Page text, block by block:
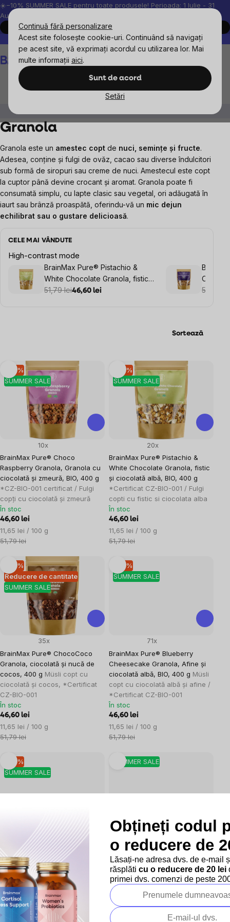
Continuă fără personalizare
Acest site folosește cookie-uri. Continuând să navigați
pe acest site, vă exprimați acordul cu utilizarea lor. Mai
multe informații aici.
Sunt de acord
Setări
Treci
la
conținut
☀️−10% SUMMER SALE pentru toate produsele! Perioada: 1 Iulie - 31
August, 2026.
Cumpără acum
Peste 200.000 de recenzii verificate
Produsele noastre sunt
Coş
de
Granola
Granola este un amestec copt de nuci, semințe și fructe.
Adesea, conține și fulgi de ovăz, cacao sau diverse îndulcitori
sub formă de siropuri sau creme de nuci. Amestecul este copt
la cuptor până devine crocant și aromat. Granola poate fi
consumată simplu, cu lapte clasic sau vegetal, ori adăugată în
iaurt sau brânză proaspătă, oferindu-vă un mic dejun
echilibrat sau o gustare delicioasă.
CELE MAI VÂNDUTE
High-contrast mode
BrainMax Pure® Pistachio &
White Chocolate Granola, fistic și
ciocolată albă, BIO, 400 g
51,79 lei46,60 lei 51,79 lei
Sortează
Listă
produse
SUMMER SALE
–10 %
BrainMax Pure® Choco
Raspberry Granola, Granola cu
ciocolată și zmeură, BIO, 400 g
*CZ-BIO-001 certificat / Fulgi
copți cu ciocolată și zmeură
10x
În stoc
46,60 lei
Evaluare
preţ:
11,65 lei / 100 g
51,79 lei
SUMMER SALE
–10 %
BrainMax Pure® Pistachio &
White Chocolate Granola, fistic
și ciocolată albă, BIO, 400 g
*Certificat CZ-BIO-001 / Fulgi
copti cu fistic si ciocolata alba
20x
În stoc
46,60 lei
Evaluare
preţ:
11,65 lei / 100 g
51,79 lei
Reducere de cantitate
SUMMER SALE
–10 %
BrainMax Pure® ChocoCoco
Granola, ciocolată și nucă de
cocos, 400 g Müsli copt cu
ciocolată și cocos, *Certificat
CZ-BIO-001
35x
În stoc
46,60 lei
Evaluare
preţ:
11,65 lei / 100 g
51,79 lei
SUMMER SALE
–10 %
BrainMax Pure® Blueberry
Cheesecake Granola, Afine și
ciocolată albă, BIO, 400 g Müsli
copt cu ciocolată albă și afine /
*Certificat CZ-BIO-001
71x
În stoc
46,60 lei
Evaluare
preţ:
11,65 lei / 100 g
51,79 lei
SUMMER SALE
–10 %
BrainMax Pure® Granola Low
Carb, Cacao, BIO, 400 g
Granola Low Carb cu cacao /
*certificat CZ-BIO-001
13x
În stoc
46,60 lei
Evaluare
11,65 lei / 100 g
SUMMER SALE
BrainMax Pure® Peanut Butter
Vegan Granola, granola cu unt
de arahide, 400 gFulgi copti cu
crema de arahide
În stoc
51,79 lei
Evaluare
12,95 lei / 100 g
Obțineți codul
o reducere de
Lăsați-ne adresa dvs. de e-mail
răsplăti cu o reducere de 20 lei
primei dvs. comenzi de peste